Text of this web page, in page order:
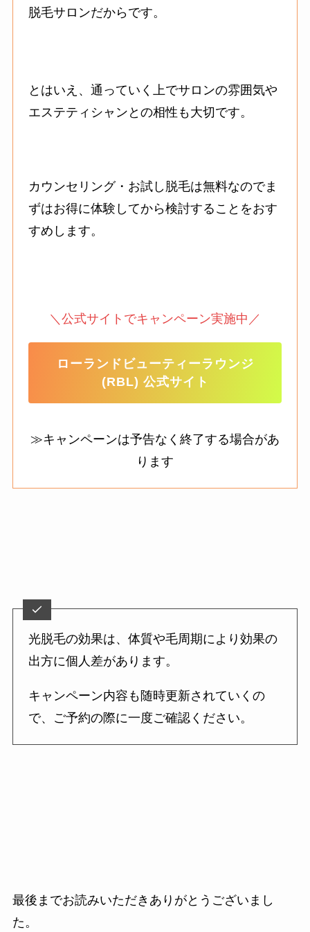
脱毛サロンだからです。
とはいえ、通っていく上でサロンの雰囲気や
エステティシャンとの相性も大切です。
カウンセリング・お試し脱毛は無料なのでま
ずはお得に体験してから検討することをおす
すめします。
＼公式サイトでキャンペーン実施中／
ローランドビューティーラウンジ
(RBL) 公式サイト
≫キャンペーンは予告なく終了する場合があ
ります
光脱毛の効果は、体質や毛周期により効果の
出方に個人差があります。
キャンペーン内容も随時更新されていくの
で、ご予約の際に一度ご確認ください。
最後までお読みいただきありがとうございまし
た。